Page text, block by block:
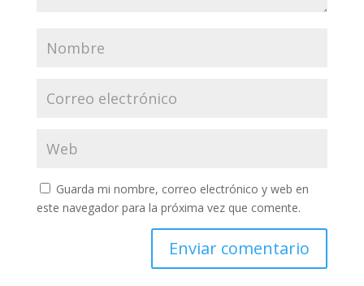
Guarda mi nombre, correo electrónico y web en
este navegador para la próxima vez que comente.